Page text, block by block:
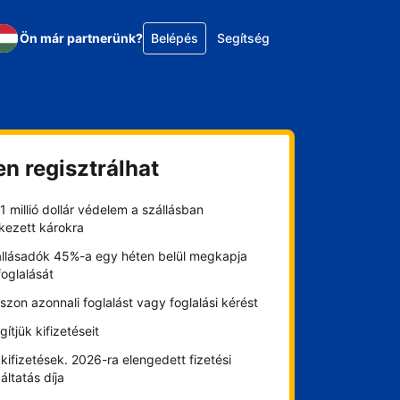
Ön már partnerünk? Belépés Segítség
regisztrálhat
millió dollár védelem a szállásban
károkra
45%-a egy héten belül megkapja
azonnali foglalást vagy foglalási kérést
kifizetéseit
2026-ra elengedett fizetési
díja